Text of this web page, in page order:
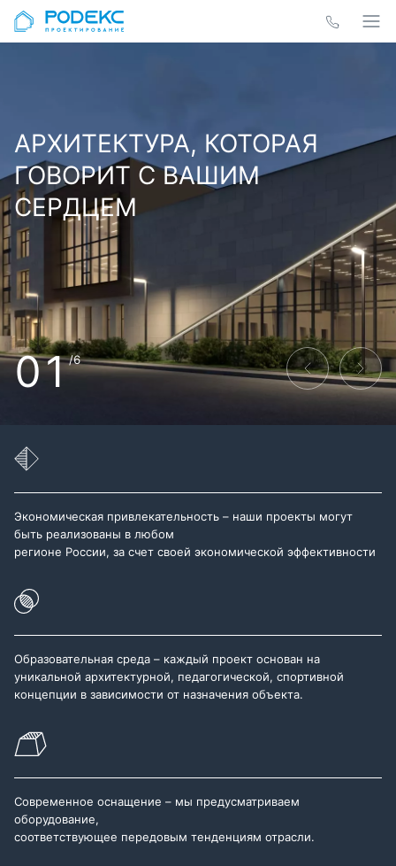
АРХИТЕКТУРА, КОТОРАЯ
ГОВОРИТ С ВАШИМ
СЕРДЦЕМ
01/6
Экономическая привлекательность – наши проекты могут
быть реализованы в любом
регионе России, за счет своей экономической эффективности
Образовательная среда – каждый проект основан на
уникальной архитектурной, педагогической, спортивной
концепции в зависимости от назначения объекта.
Современное оснащение – мы предусматриваем
оборудование,
соответствующее передовым тенденциям отрасли.